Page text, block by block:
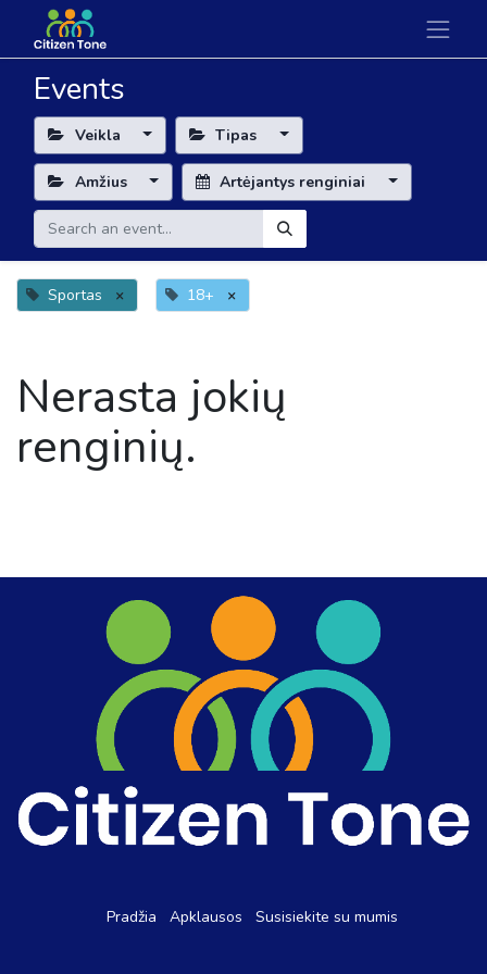
Events
Veikla Tipas
Amžius Artėjantys renginiai
Sportas × 18+ ×
Nerasta jokių
renginių.
Pradžia Apklausos Susisiekite su mumis